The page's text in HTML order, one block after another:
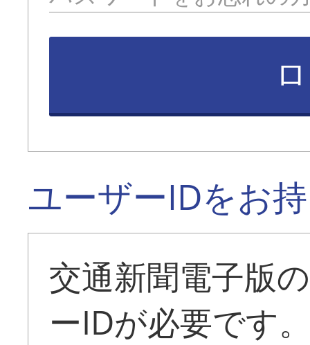
ユーザーIDをお
交通新聞電子版
ーIDが必要です